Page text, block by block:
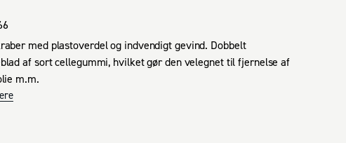
med plastoverdel og indvendigt gevind. Dobbelt
af sort cellegummi, hvilket gør den velegnet til fjernelse af
m.m.